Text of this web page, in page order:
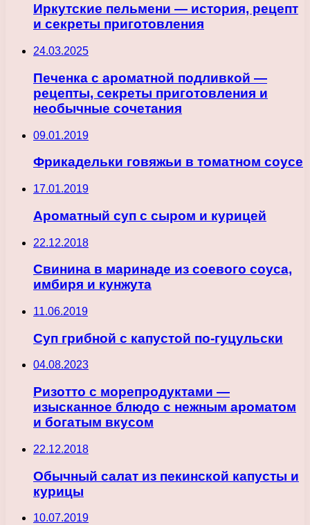
Иркутские пельмени — история, рецепт
и секреты приготовления
24.03.2025
Печенка с ароматной подливкой —
рецепты, секреты приготовления и
необычные сочетания
09.01.2019
Фрикадельки говяжьи в томатном соусе
17.01.2019
Ароматный суп с сыром и курицей
22.12.2018
Свинина в маринаде из соевого соуса,
имбиря и кунжута
11.06.2019
Суп грибной с капустой по-гуцульски
04.08.2023
Ризотто с морепродуктами —
изысканное блюдо с нежным ароматом
и богатым вкусом
22.12.2018
Обычный салат из пекинской капусты и
курицы
10.07.2019